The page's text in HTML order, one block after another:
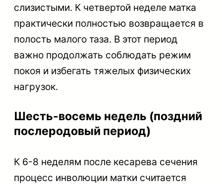
слизистыми. К четвертой неделе матка
практически полностью возвращается в
полость малого таза. В этот период
важно продолжать соблюдать режим
покоя и избегать тяжелых физических
нагрузок.
Шесть-восемь недель (поздний
послеродовый период)
К 6-8 неделям после кесарева сечения
процесс инволюции матки считается